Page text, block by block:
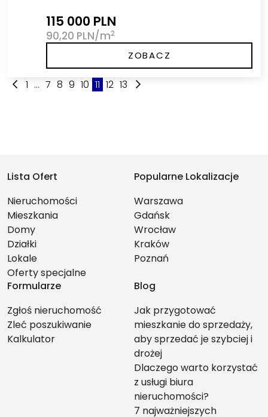
115 000 PLN
90,20 PLN/m2
ZOBACZ
1 ... 7 8 9 10 11 12 13
Lista Ofert
Nieruchomości
Mieszkania
Domy
Działki
Lokale
Oferty specjalne
Popularne Lokalizacje
Warszawa
Gdańsk
Wrocław
Kraków
Poznań
Formularze
Zgłoś nieruchomość
Zleć poszukiwanie
Kalkulator
Blog
Jak przygotować
mieszkanie do sprzedaży,
aby sprzedać je szybciej i
drożej
Dlaczego warto korzystać
z usługi biura
nieruchomości?
7 najważniejszych